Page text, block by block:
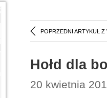
POPRZEDNI ARTYKUŁ Z
Hołd dla
20 kwietnia